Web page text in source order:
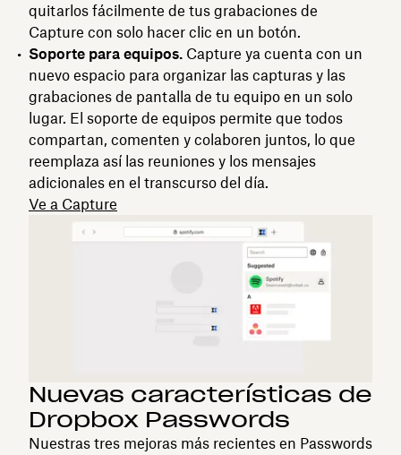
quitarlos fácilmente de tus grabaciones de
Capture con solo hacer clic en un botón.
Soporte para equipos. Capture ya cuenta con un
nuevo espacio para organizar las capturas y las
grabaciones de pantalla de tu equipo en un solo
lugar. El soporte de equipos permite que todos
compartan, comenten y colaboren juntos, lo que
reemplaza así las reuniones y los mensajes
adicionales en el transcurso del día.
Ve a Capture
Nuevas características de
Dropbox Passwords
Nuestras tres mejoras más recientes en Passwords